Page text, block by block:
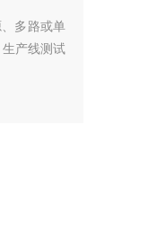
多路或单
产线测试